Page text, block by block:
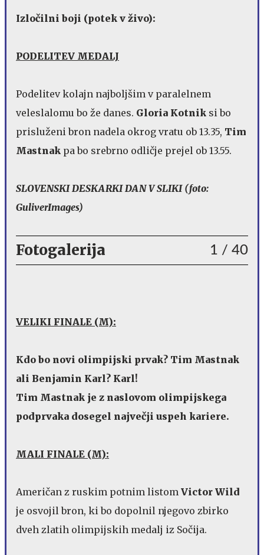
Izločilni boji (potek v živo):
PODELITEV MEDALJ
Podelitev kolajn najboljšim v paralelnem
veleslalomu bo že danes. Gloria Kotnik si bo
prisluženi bron nadela okrog vratu ob 13.35, Tim
Mastnak pa bo srebrno odličje prejel ob 13.55.
SLOVENSKI DESKARKI DAN V SLIKI (foto:
GuliverImages)
Fotogalerija 1 / 40
VELIKI FINALE (M):
Kdo bo novi olimpijski prvak? Tim Mastnak
ali Benjamin Karl? Karl!
Tim Mastnak je z naslovom olimpijskega
podprvaka dosegel največji uspeh kariere.
MALI FINALE (M):
Američan z ruskim potnim listom Victor Wild
je osvojil bron, ki bo dopolnil njegovo zbirko
dveh zlatih olimpijskih medalj iz Sočija.